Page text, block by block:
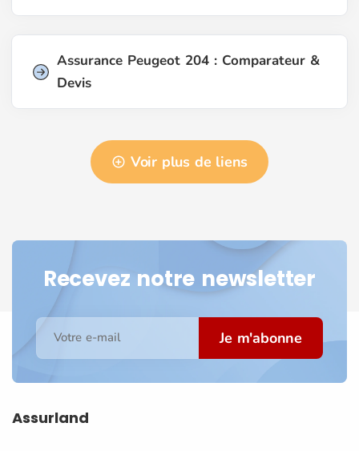
Assurance Peugeot 204 : Comparateur &
Devis
Voir plus de liens
Recevez notre newsletter
Votre e-mail Je m'abonne
Assurland